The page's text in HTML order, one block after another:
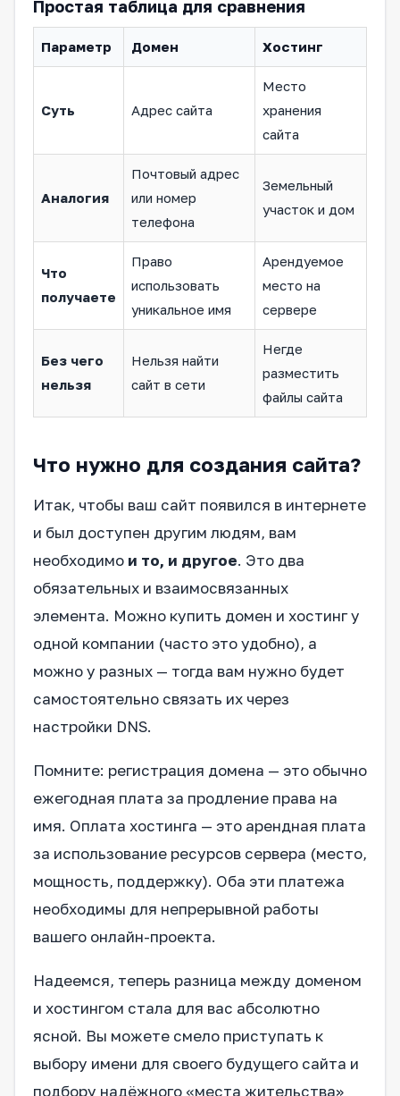
Простая таблица для сравнения
Параметр Домен Хостинг
Суть Адрес сайта
Место
хранения
сайта
Аналогия
Почтовый адрес
или номер
телефона
Земельный
участок и дом
Что
получаете
Право
использовать
уникальное имя
Арендуемое
место на
сервере
Без чего
нельзя
Нельзя найти
сайт в сети
Негде
разместить
файлы сайта
Что нужно для создания сайта?
Итак, чтобы ваш сайт появился в интернете
и был доступен другим людям, вам
необходимо и то, и другое. Это два
обязательных и взаимосвязанных
элемента. Можно купить домен и хостинг у
одной компании (часто это удобно), а
можно у разных — тогда вам нужно будет
самостоятельно связать их через
настройки DNS.
Помните: регистрация домена — это обычно
ежегодная плата за продление права на
имя. Оплата хостинга — это арендная плата
за использование ресурсов сервера (место,
мощность, поддержку). Оба эти платежа
необходимы для непрерывной работы
вашего онлайн-проекта.
Надеемся, теперь разница между доменом
и хостингом стала для вас абсолютно
ясной. Вы можете смело приступать к
выбору имени для своего будущего сайта и
подбору надёжного «места жительства»